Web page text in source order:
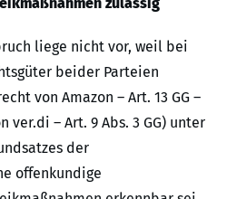
zulässig
liege nicht vor, weil bei
beider Parteien
von Amazon – Art. 13 GG –
ver.di – Art. 9 Abs. 3 GG) unter
der
offenkundige